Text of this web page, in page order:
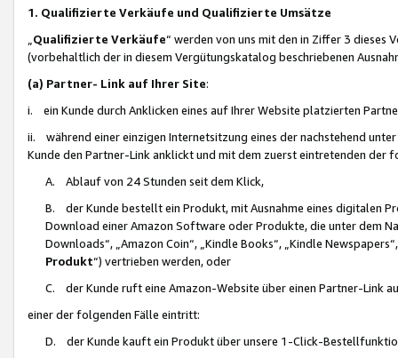
1. Qualifizierte Verkäufe und Qualifizierte Umsätze
Qualifizierte Verkäufe“ werden von uns mit den in Ziffer 3
(vorbehaltlich der in diesem Vergütungskatalog beschriebenen
(a) Partner- Link auf Ihrer Site:
i. ein Kunde durch Anklicken eines auf Ihrer Website platzierten
ii. während einer einzigen Internetsitzung eines der nachstehend
Kunde den Partner-Link anklickt und mit dem zuerst eintretenden der
A. Ablauf von 24 Stunden seit dem Klick,
B. der Kunde bestellt ein Produkt, mit Ausnahme eines digitalen
Download einer Amazon Software oder Produkte, die unter dem
Downloads“, „Amazon Coin“, „Kindle Books“, „Kindle
Produkt“) vertrieben werden, oder
C. der Kunde ruft eine Amazon-Website über einen Partner-Link
einer der folgenden Fälle eintritt:
D. der Kunde kauft ein Produkt über unsere 1-Click-